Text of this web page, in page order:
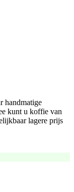
handmatige
kunt u koffie van
lagere prijs